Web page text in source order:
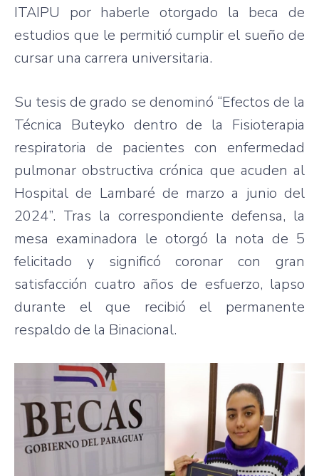
ITAIPU por haberle otorgado la beca de
estudios que le permitió cumplir el sueño de
cursar una carrera universitaria.
Su tesis de grado se denominó “Efectos de la
Técnica Buteyko dentro de la Fisioterapia
respiratoria de pacientes con enfermedad
pulmonar obstructiva crónica que acuden al
Hospital de Lambaré de marzo a junio del
2024”. Tras la correspondiente defensa, la
mesa examinadora le otorgó la nota de 5
felicitado y significó coronar con gran
satisfacción cuatro años de esfuerzo, lapso
durante el que recibió el permanente
respaldo de la Binacional.